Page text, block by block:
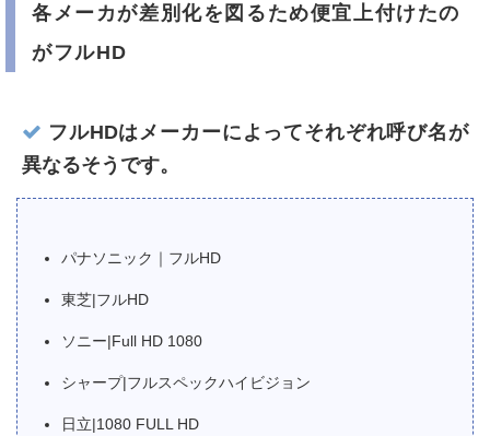
各メーカが差別化を図るため便宜上付けたの
がフルHD
フルHDはメーカーによってそれぞれ呼び名が
異なるそうです。
パナソニック｜フルHD
東芝|フルHD
ソニー|Full HD 1080
シャープ|フルスペックハイビジョン
日立|1080 FULL HD